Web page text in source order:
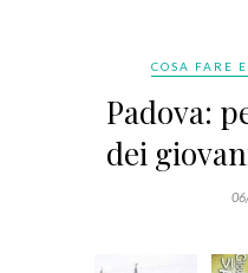
COSA FARE
Padova:
dei